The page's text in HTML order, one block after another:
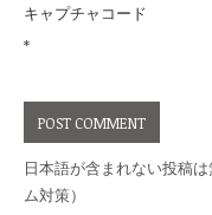
キャプチャコード
*
日本語が含まれない投稿
ム対策）